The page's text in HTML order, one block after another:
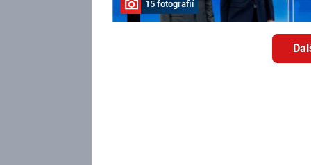
15 fotografií